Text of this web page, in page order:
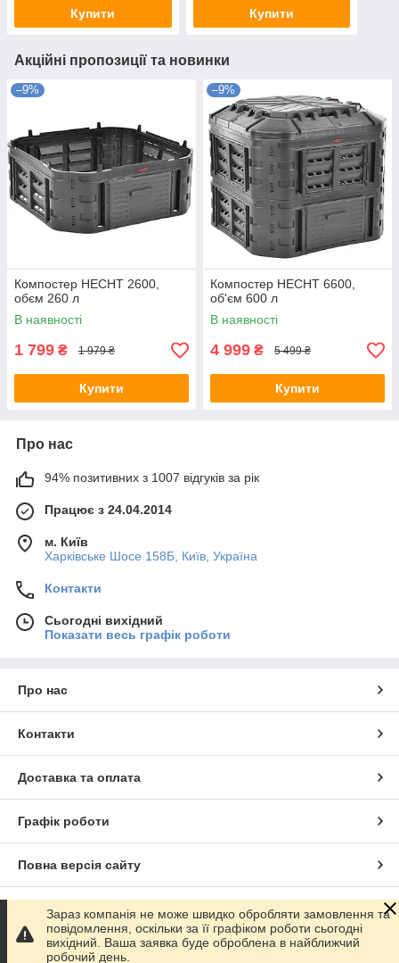
Купити Купити
Акційні пропозиції та новинки
–9%
Компостер HECHT 2600,
обєм 260 л
В наявності
1 799 ₴ 1 979 ₴
Купити
–9%
Компостер HECHT 6600,
об'єм 600 л
В наявності
4 999 ₴ 5 499 ₴
Купити
Про нас
94% позитивних з 1007 відгуків за рік
Працює з 24.04.2014
м. Київ
Харківське Шосе 158Б, Київ, Україна
Контакти
Сьогодні вихідний
Показати весь графік роботи
Про нас
Контакти
Доставка та оплата
Графік роботи
Повна версія сайту
Сайт створено на маркетплейсіProm.ua
Політика конфіденційності
Зараз компанія не може швидко обробляти замовлення та
повідомлення, оскільки за її графіком роботи сьогодні
вихідний. Ваша заявка буде оброблена в найближчий
робочий день.